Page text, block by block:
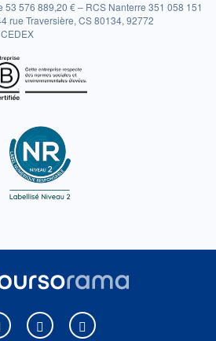
53 576 889,20 € – RCS Nanterre 351 058 151
rue Traversière, CS 80134, 92772
Boursorama sur Facebook
Boursorama sur XBoursorama sur